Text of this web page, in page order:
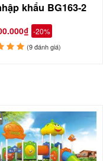
khẩu BG163-2
-20%
(9 đánh giá)